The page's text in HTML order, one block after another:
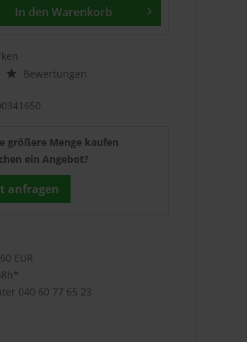
In den Warenkorb
Bewertungen
größere Menge kaufen
ein Angebot?
anfragen
EUR
040 60 77 65 23